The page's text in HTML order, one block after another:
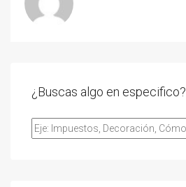
¿Buscas algo en especifico?